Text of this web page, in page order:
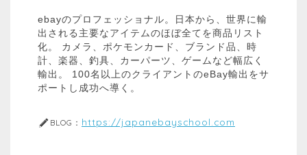
ebayのプロフェッショナル。日本から、世界に輸
出される主要なアイテムのほぼ全てを商品リスト
化。 カメラ、ポケモンカード、ブランド品、時
計、楽器、釣具、カーパーツ、ゲームなど幅広く
輸出。 100名以上のクライアントのeBay輸出をサ
ポートし成功へ導く。
BLOG： https://japanebayschool.com